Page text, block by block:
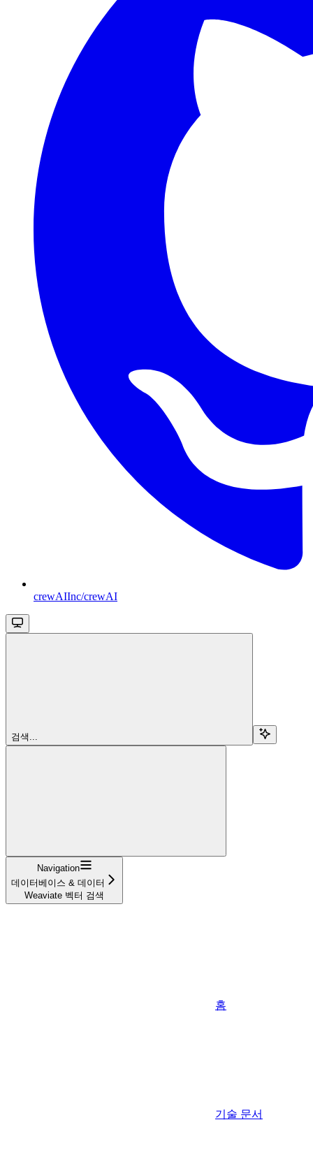
crewAIInc/crewAI
검색...
Navigation
데이터베이스 & 데이터
Weaviate 벡터 검색
홈
기술 문서